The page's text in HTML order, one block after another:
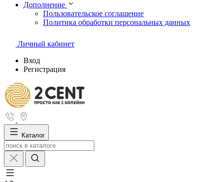
Дополнение
Пользовательское соглашение
Политика обработки персональных данных
Личный кабинет
Вход
Регистрация
Каталог